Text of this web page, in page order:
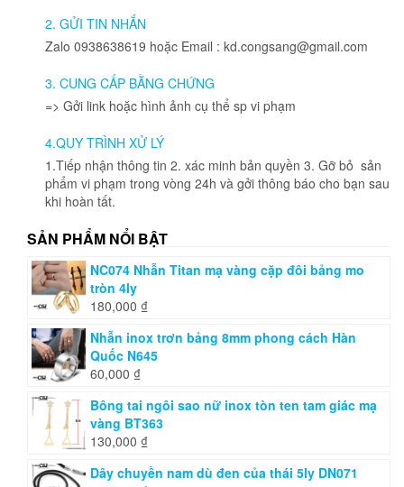
chọn
có
thể
được
chọn
trên
sản
phẩm
thể
phẩm
2. GỬI TIN NHẮN
Zalo 0938638619 hoặc Email : kd.congsang@gmail.com
3. CUNG CẤP BẰNG CHỨNG
=> Gởi link hoặc hình ảnh cụ thể sp vi phạm
4.QUY TRÌNH XỬ LÝ
1.Tiếp nhận thông tin 2. xác minh bản quyền 3. Gỡ bỏ sản
phẩm vi phạm trong vòng 24h và gởi thông báo cho bạn sau
khi hoàn tất.
SẢN PHẨM NỔI BẬT
NC074 Nhẫn Titan mạ vàng cặp đôi bảng mo
tròn 4ly
180,000 ₫
Nhẫn inox trơn bảng 8mm phong cách Hàn
Quốc N645
60,000 ₫
Bông tai ngôi sao nữ inox tòn ten tam giác mạ
vàng BT363
130,000 ₫
Dây chuyền nam dù đen của thái 5ly DN071